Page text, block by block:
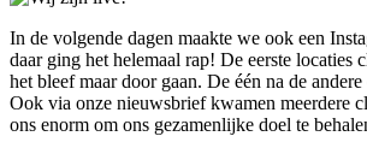
In de volgende dagen maakte we ook een
daar ging het helemaal rap! De eerste locaties
het bleef maar door gaan. De één na de
Ook via onze nieuwsbrief kwamen meerdere
ons enorm om ons gezamenlijke doel te